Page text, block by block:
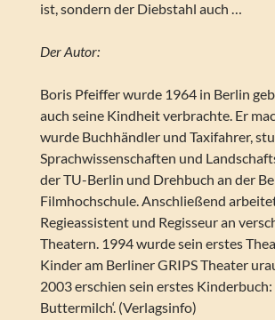
ist, sondern der Diebstahl auch …
Der Autor:
Boris Pfeiffer wurde 1964 in Berlin
auch seine Kindheit verbrachte. Er
wurde Buchhändler und Taxifahrer,
Sprachwissenschaften und
der TU-Berlin und Drehbuch an der
Filmhochschule. Anschließend
Regieassistent und Regisseur an
Theatern. 1994 wurde sein erstes
Kinder am Berliner GRIPS Theater
2003 erschien sein erstes Kinderbuch:
Buttermilch‘. (Verlagsinfo)